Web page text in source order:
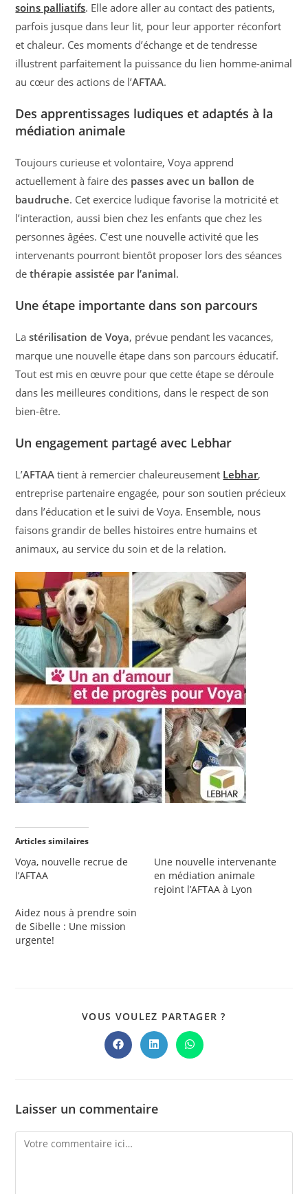
soins palliatifs. Elle adore aller au contact des patients,
parfois jusque dans leur lit, pour leur apporter réconfort
et chaleur. Ces moments d’échange et de tendresse
illustrent parfaitement la puissance du lien homme-animal
au cœur des actions de l’AFTAA.
Des apprentissages ludiques et adaptés à la
médiation animale
Toujours curieuse et volontaire, Voya apprend
actuellement à faire des passes avec un ballon de
baudruche. Cet exercice ludique favorise la motricité et
l’interaction, aussi bien chez les enfants que chez les
personnes âgées. C’est une nouvelle activité que les
intervenants pourront bientôt proposer lors des séances
dethérapie assistée par l’animal.
Une étape importante dans son parcours
Lastérilisation de Voya, prévue pendant les vacances,
marque une nouvelle étape dans son parcours éducatif.
Tout est mis en œuvre pour que cette étape se déroule
dans les meilleures conditions, dans le respect de son
bien-être.
Un engagement partagé avec Lebhar
L’AFTAA tient à remercier chaleureusement Lebhar,
entreprise partenaire engagée, pour son soutien précieux
dans l’éducation et le suivi de Voya. Ensemble, nous
faisons grandir de belles histoires entre humains et
animaux, au service du soin et de la relation.
Articles similaires
Voya, nouvelle recrue de
l’AFTAA
Une nouvelle intervenante
en médiation animale
rejoint l’AFTAA à Lyon
Aidez nous à prendre soin
de Sibelle : Une mission
urgente!
VOUS VOULEZ PARTAGER ?
Ouvrir
dans
Ouvrir
dans
Ouvrir
dans
Laisser un commentaire
Comment